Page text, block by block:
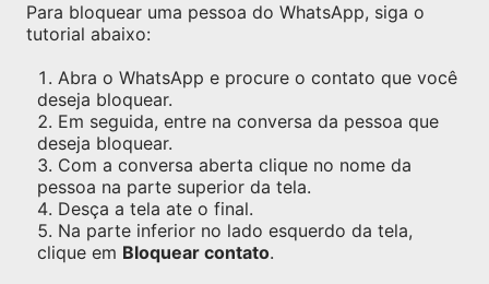
Para bloquear uma pessoa do WhatsApp, siga o
tutorial abaixo:
Abra o WhatsApp e procure o contato que você
deseja bloquear.
Em seguida, entre na conversa da pessoa que
deseja bloquear.
Com a conversa aberta clique no nome da
pessoa na parte superior da tela.
Desça a tela ate o final.
Na parte inferior no lado esquerdo da tela,
clique em Bloquear contato.